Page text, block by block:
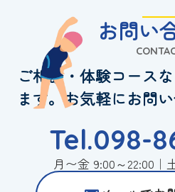
お問い
ご相談・体験コース
ます。お気軽にお問
Tel.098-
月〜金 9:00～22:00｜